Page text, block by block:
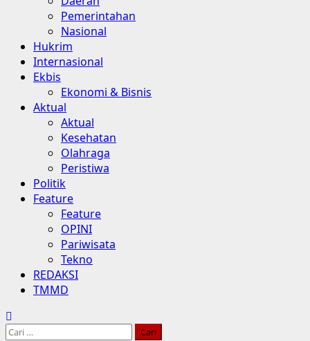
Pemerintahan
Nasional
Hukrim
Internasional
Ekbis
Ekonomi & Bisnis
Aktual
Aktual
Kesehatan
Olahraga
Peristiwa
Politik
Feature
Feature
OPINI
Pariwisata
Tekno
REDAKSI
TMMD
Cari